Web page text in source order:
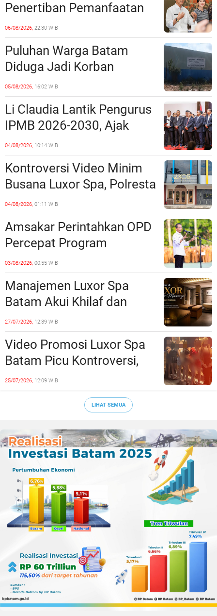
Penertiban Pemanfaatan
Ruang Laut Sesuai
Ketentuan Peraturan
Perundang-undangan
06/08/2026, 22:30 WIB
Puluhan Warga Batam
Diduga Jadi Korban
Penipuan Kavling Hingga
Miliaran Rupiah, Laporan ke
Polda Kepri Jalan di
Tempat?
05/08/2026, 16:02 WIB
Li Claudia Lantik Pengurus
IPMB 2026-2030, Ajak
Perkuat Kerukunan dan
Sinergi dengan Pemko
Batam
04/08/2026, 10:14 WIB
Kontroversi Video Minim
Busana Luxor Spa, Polresta
Barelang Usut Tuntas
Unsur Pelanggaran Hukum
04/08/2026, 01:11 WIB
Amsakar Perintahkan OPD
Percepat Program
Prioritas, Targetkan
Realisasi Pembangunan
Lampaui 50 Persen
03/08/2026, 00:55 WIB
Manajemen Luxor Spa
Batam Akui Khilaf dan
Minta Maaf, Konten
Langsung Di-Takedown
27/07/2026, 12:39 WIB
Video Promosi Luxor Spa
Batam Picu Kontroversi,
Dinilai Bermuatan Sensual
25/07/2026, 12:09 WIB
LIHAT SEMUA